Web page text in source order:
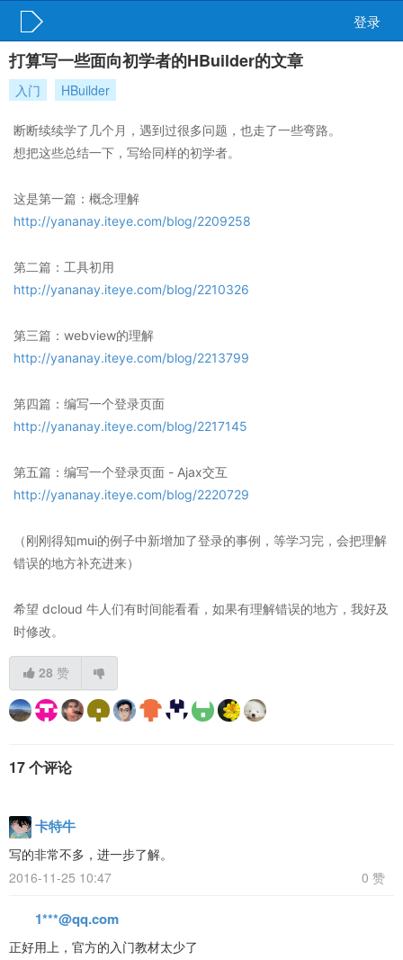
登录
打算写一些面向初学者的HBuilder的文章
入门 HBuilder
断断续续学了几个月，遇到过很多问题，也走了一些弯路。
想把这些总结一下，写给同样的初学者。
这是第一篇：概念理解
http://yananay.iteye.com/blog/2209258
第二篇：工具初用
http://yananay.iteye.com/blog/2210326
第三篇：webview的理解
http://yananay.iteye.com/blog/2213799
第四篇：编写一个登录页面
http://yananay.iteye.com/blog/2217145
第五篇：编写一个登录页面 - Ajax交互
http://yananay.iteye.com/blog/2220729
（刚刚得知mui的例子中新增加了登录的事例，等学习完，会把理解
错误的地方补充进来）
希望 dcloud 牛人们有时间能看看，如果有理解错误的地方，我好及
时修改。
28 赞
17 个评论
卡特牛
写的非常不多，进一步了解。
2016-11-25 10:47
0 赞
1***@qq.com
正好用上，官方的入门教材太少了